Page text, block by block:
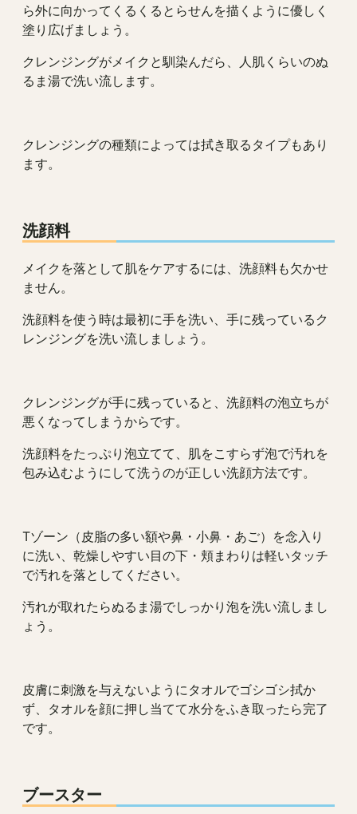
ら外に向かってくるくるとらせんを描くように優しく
塗り広げましょう。
クレンジングがメイクと馴染んだら、人肌くらいのぬ
るま湯で洗い流します。
クレンジングの種類によっては拭き取るタイプもあり
ます。
洗顔料
メイクを落として肌をケアするには、洗顔料も欠かせ
ません。
洗顔料を使う時は最初に手を洗い、手に残っているク
レンジングを洗い流しましょう。
クレンジングが手に残っていると、洗顔料の泡立ちが
悪くなってしまうからです。
洗顔料をたっぷり泡立てて、肌をこすらず泡で汚れを
包み込むようにして洗うのが正しい洗顔方法です。
Tゾーン（皮脂の多い額や鼻・小鼻・あご）を念入り
に洗い、乾燥しやすい目の下・頬まわりは軽いタッチ
で汚れを落としてください。
汚れが取れたらぬるま湯でしっかり泡を洗い流しまし
ょう。
皮膚に刺激を与えないようにタオルでゴシゴシ拭か
ず、タオルを顔に押し当てて水分をふき取ったら完了
です。
ブースター